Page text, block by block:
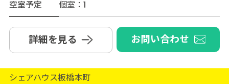
空室予定
個室：1
詳細を見る お問い合わせ
シェアハウス板橋本町